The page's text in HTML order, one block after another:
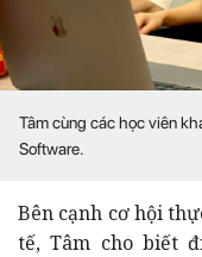
Tâm cùng các học viên
Software.
Bên cạnh cơ hội
tế, Tâm cho biết